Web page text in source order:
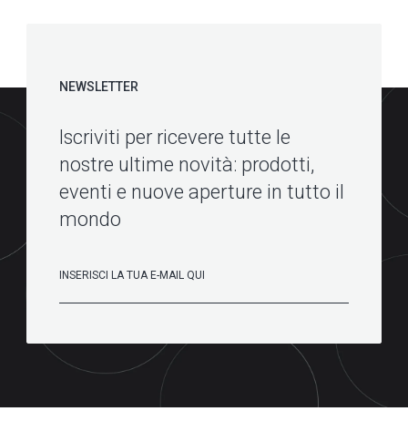
NEWSLETTER
Iscriviti per ricevere tutte le
nostre ultime novità: prodotti,
eventi e nuove aperture in tutto il
mondo